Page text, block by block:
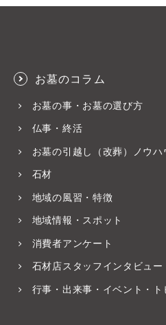
お墓のコラム
お墓の事・お墓の選び方
仏事・終活
お墓の引越し（改葬）ノウハ
石材
地域の風習・特徴
地域情報・スポット
消費者アンケート
石材店スタッフインタビュー
行事・出来事・イベント・ト